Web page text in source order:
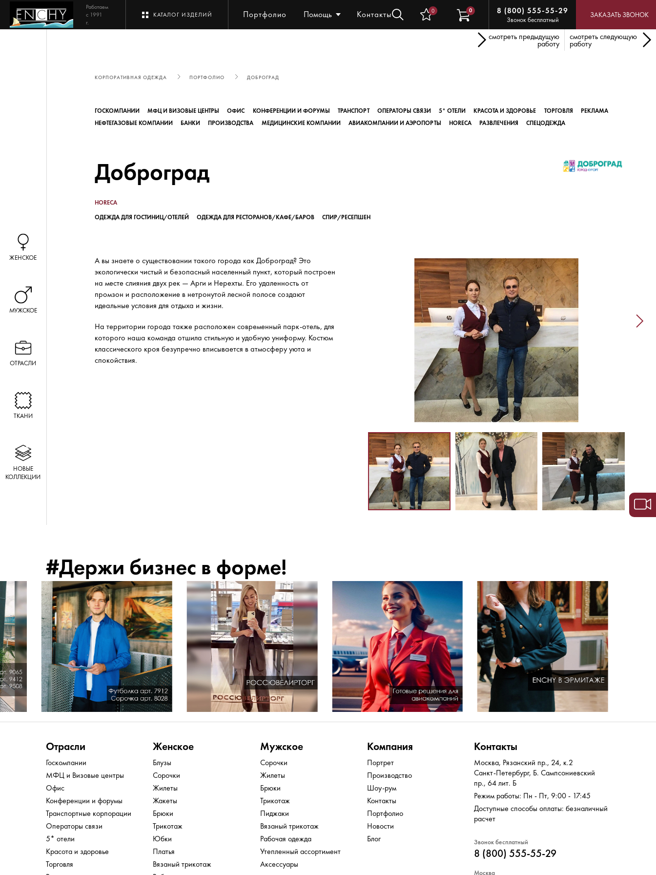
Работаем
с 1991
г.
КАТАЛОГ ИЗДЕЛИЙ Портфолио Помощь Контакты 0 0 8 (800) 555-55-29
Звонок бесплатный
ЗАКАЗАТЬ ЗВОНОК
КОРПОРАТИВНАЯ ОДЕЖДА ПОРТФОЛИО ДОБРОГРАД
ГОСКОМПАНИИ МФЦ И ВИЗОВЫЕ ЦЕНТРЫ ОФИС КОНФЕРЕНЦИИ И ФОРУМЫ ТРАНСПОРТ ОПЕРАТОРЫ СВЯЗИ 5* ОТЕЛИ КРАСОТА И ЗДОРОВЬЕ ТОРГОВЛЯ
РЕКЛАМА
НЕФТЕГАЗОВЫЕ КОМПАНИИ
БАНКИ ПРОИЗВОДСТВА МЕДИЦИНСКИЕ КОМПАНИИ АВИАКОМПАНИИ И АЭРОПОРТЫ HORECA РАЗВЛЕЧЕНИЯ СПЕЦОДЕЖДА
Доброград
HORECA
ОДЕЖДА ДЛЯ ГОСТИНИЦ/ОТЕЛЕЙ
ОДЕЖДА ДЛЯ РЕСТОРАНОВ/КАФЕ/БАРОВ СПИР/РЕСЕПШЕН
А вы знаете о существовании такого города как Доброград? Это
экологически чистый и безопасный населенный пункт, который построен
на месте слияния двух рек — Арги и Нерехты. Его удаленность от
промзон и расположение в нетронутой лесной полосе создают
идеальные условия для отдыха и жизни.
На территории города также расположен современный парк-отель, для
которого наша команда отшила стильную и удобную униформу. Костюм
классического кроя безупречно вписывается в атмосферу уюта и
спокойствия.
смотреть предыдущую
работу
смотреть следующую
работу
#Держи бизнес в форме!
Отрасли
Госкомпании
МФЦ и Визовые центры
Офис
Конференции и форумы
Транспортные корпорации
Операторы связи
5* отели
Красота и здоровье
Торговля
Женское
Блузы
Сорочки
Жилеты
Жакеты
Брюки
Трикотаж
Юбки
Платья
Вязаный трикотаж
Мужское
Сорочки
Жилеты
Брюки
Трикотаж
Пиджаки
Вязаный трикотаж
Рабочая одежда
Утепленный ассортимент
Аксессуары
Компания
Портрет
Производство
Шоу-рум
Контакты
Портфолио
Новости
Блог
Контакты
Москва, Рязанский пр., 24, к.2
Санкт-Петербург, Б. Сампсониевский
пр., 64 лит. Б
Режим работы: Пн - Пт, 9:00 - 17:45
Доступные способы оплаты: безналичный
расчет
Звонок бесплатный
8 (800) 555-55-29
Москва